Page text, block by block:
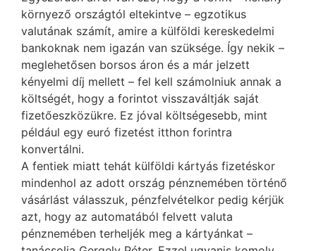
környező országtól eltekintve – egzotikus
valutának számít, amire a külföldi kereskedelmi
bankoknak nem igazán van szüksége. Így nekik –
meglehetősen borsos áron és a már jelzett
kényelmi díj mellett – fel kell számolniuk annak a
költségét, hogy a forintot visszaváltják saját
fizetőeszközükre. Ez jóval költségesebb, mint
például egy euró fizetést itthon forintra
konvertálni.
A fentiek miatt tehát külföldi kártyás fizetéskor
mindenhol az adott ország pénznemében történő
vásárlást válasszuk, pénzfelvételkor pedig kérjük
azt, hogy az automatából felvett valuta
pénznemében terheljék meg a kártyánkat –